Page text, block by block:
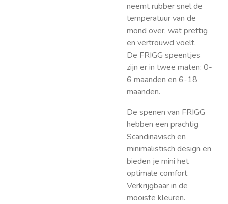
neemt rubber snel de
temperatuur van de
mond over, wat prettig
en vertrouwd voelt.
De FRIGG speentjes
zijn er in twee maten: 0-
6 maanden en 6-18
maanden.
De spenen van FRIGG
hebben een prachtig
Scandinavisch en
minimalistisch design en
bieden je mini het
optimale comfort.
Verkrijgbaar in de
mooiste kleuren.